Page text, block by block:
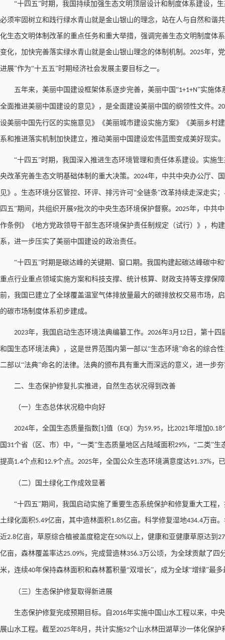
“十四五”时期，我国持续加强生态文明顶层设计和制度体系建设，
必须牢固树立和践行绿水青山就是金山银山的理念，站在人与自然和谐
化生态文明体制改革的重点任务和重大举措，强调完善生态文明制度体
变化，加快完善落实绿水青山就是金山银山理念的体制机制。 2025年，
进展”作为“十五五”时期经济社会发展主要目标之一。
五年来，美丽中国建设框架体系逐步完善，美丽中国 “1+1+N”实施体
全面推进美丽中国建设的意见》，是全面建设美丽中国的纲领性文件。
设美丽中国先行区的实施意见》《美丽城市建设实施方案》《美丽乡村
系和推进落实机制加快建立，推动美丽中国建设宏伟蓝图变成美好现实。
“十四五”时期，我国深入推进生态环境管理和责任体系建设。实施
央改革完善生态文明基础体制的重大决策。 2024年，中共中央办公厅、
见》。生态环境分区管控、环评、排污许可“全链条”改革持续走深走实
四五”期间，共组织开展9批次的中央生态环境保护督察。 2025年，中共
作条例》《地方党政领导干部生态环境保护责任制规定（试行）》，构
系，进一步压实了美丽中国建设的政治责任。
“十四五”时期是碳达峰的关键期、窗口期。我国构建起碳达峰碳中和
重点行业重点领域实施方案和科技支撑、统计核算、财政支持等支撑保
前，我国已建立了全球覆盖温室气体排放量最大的碳排放权交易市场，
的碳市场制度体系初步建成。
2023年，我国启动生态环境法典编纂工作。 2026年3月 12 日，第十四
和国生态环境法典》，这是世界范围内第一部以“生态环境”命名的综合
二部以“法典”命名的法律。法典的颁布具有重大而深远的意义，进一步
二、生态保护修复扎实推进，自然生态状况得到改善
（一）生态总体状况稳中向好
2024年，全国生态质量指数 [1] 值（EQI）为59.95，比2021年增加0.18
国 31个省（区、市）中，“一类”生态质量地区占陆域面积29%，“二类”生
提高1.4个点和 12.9个点。 2025年，全国公众生态环境满意度达91.37%，
（二）国土绿化工作成效显著
“十四五”期间，我国启动实施了重要生态系统保护和修复重大工程
土绿化面积5.49亿亩，其中造林面积1.85亿亩。科学修复湿地434.4万亩
近2.8亿亩，草原综合植被盖度稳定在50%以上，健康和亚健康草原达到 27
亿亩，森林覆盖率达25.09%，完成营造林356.3万公顷，为全球贡献了四
米，连续40年保持森林面积和森林蓄积量“双增长”，成为全球“增绿”最
（三）生态保护修复取得新进展
生态保护修复完成预期目标。自 2016年实施中国山水工程以来，中
展山水工程。截至2025年8月，共计实施52个山水林田湖草沙一体化保护